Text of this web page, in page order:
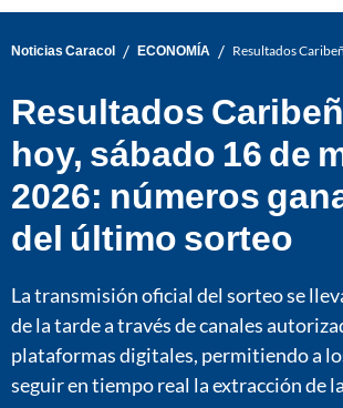
Noticias Caracol / ECONOMÍA / Resultados
Resultados
hoy, sábado 16 de
2026: números
del último sorteo
La transmisión oficial del sorteo se
de la tarde a través de canales
plataformas digitales, permitiendo a
seguir en tiempo real la extracción de